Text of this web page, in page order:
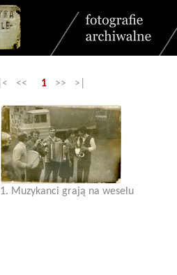
|< << 1 >> >|
1. Muzykanci grają na weselu